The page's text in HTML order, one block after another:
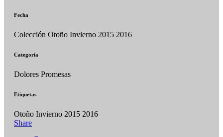
Fecha
Colección Otoño Invierno 2015 2016
Categoría
Dolores Promesas
Etiquetas
Otoño Invierno 2015 2016
Share